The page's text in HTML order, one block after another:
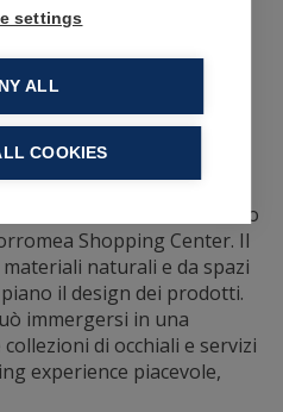
settings
ALL
COOKIES
nel territorio
di Peschiera Borromeo
Shopping Center. Il
naturali e da spazi
il design dei prodotti.
immergersi in una
di occhiali e servizi
experience piacevole,